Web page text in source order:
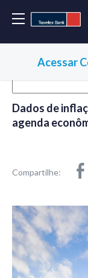
Acessar
Dados de
agenda
Compartilhe: